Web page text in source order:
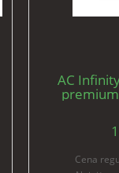
AC
Cena